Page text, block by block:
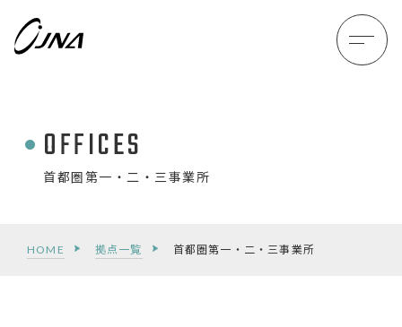
首都圏第一・二・三事業所
OFFICES
HOME 拠点一覧 首都圏第一・二・三事業所